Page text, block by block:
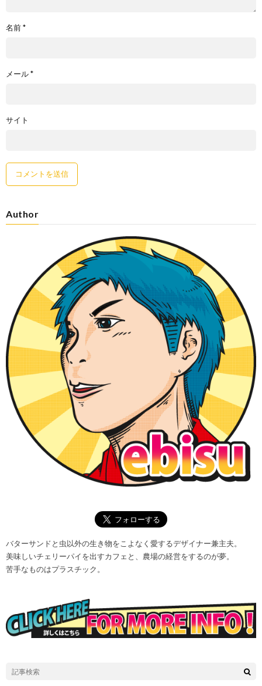
名前*
メール*
サイト
Author
バターサンドと虫以外の生き物をこよなく愛するデザイナー兼主夫。
美味しいチェリーパイを出すカフェと、農場の経営をするのが夢。
苦手なものはプラスチック。